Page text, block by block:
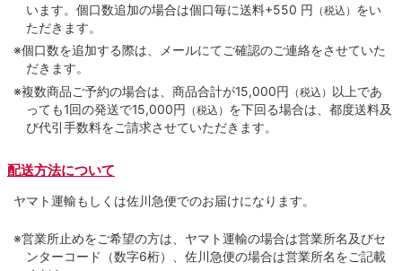
います。個口数追加の場合は個口毎に送料+550 円 （税込） をい
ただきます。
※個口数を追加する際は、メールにてご確認のご連絡をさせていた
だきます。
※複数商品ご予約の場合は、商品合計が15,000円 （税込） 以上であ
っても1回の発送で15,000円 （税込） を下回る場合は、都度送料及
び代引手数料をご請求させていただきます。
配送方法について
ヤマト運輸もしくは佐川急便でのお届けになります。
※営業所止めをご希望の方は、ヤマト運輸の場合は営業所名及びセ
ンターコード（数字6桁）、佐川急便の場合は営業所名をご記載